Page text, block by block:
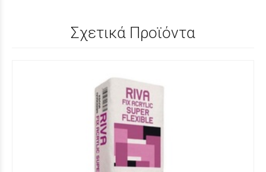
Σχετικά Προϊόντα